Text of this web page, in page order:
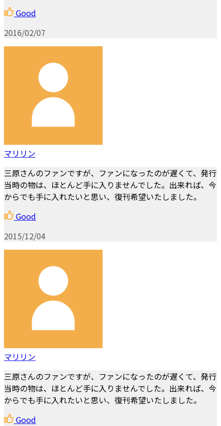
Good
2016/02/07
マリリン
三原さんのファンですが、ファンになったのが遅くて、発行
当時の物は、ほとんど手に入りませんでした。出来れば、今
からでも手に入れたいと思い、復刊希望いたしました。
Good
2015/12/04
マリリン
三原さんのファンですが、ファンになったのが遅くて、発行
当時の物は、ほとんど手に入りませんでした。出来れば、今
からでも手に入れたいと思い、復刊希望いたしました。
Good